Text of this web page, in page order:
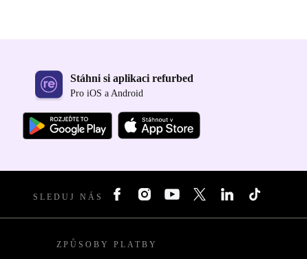
Stáhni si aplikaci refurbed
Pro iOS a Android
SLEDUJ NÁS
ZPŮSOBY PLATBY